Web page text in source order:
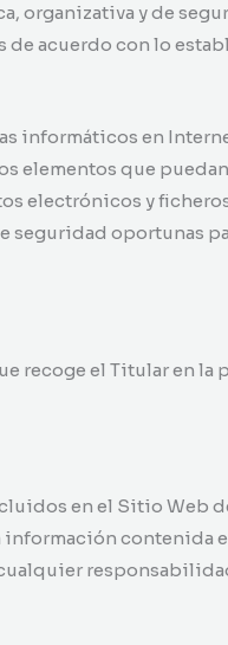
organizativa y de
acuerdo con lo
informáticos en
elementos que
electrónicos y
seguridad oportunas
recoge el Titular en la
en el Sitio Web
información contenida